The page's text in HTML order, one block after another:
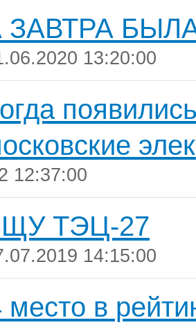
ЗАВТРА
13:20:00
12:37:00
ТЭЦ-27
14:15:00
место в